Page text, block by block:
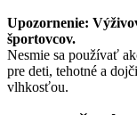
Upozornenie:
športovcov.
Nesmie sa používať
pre deti, tehotné a
vlhkosťou.